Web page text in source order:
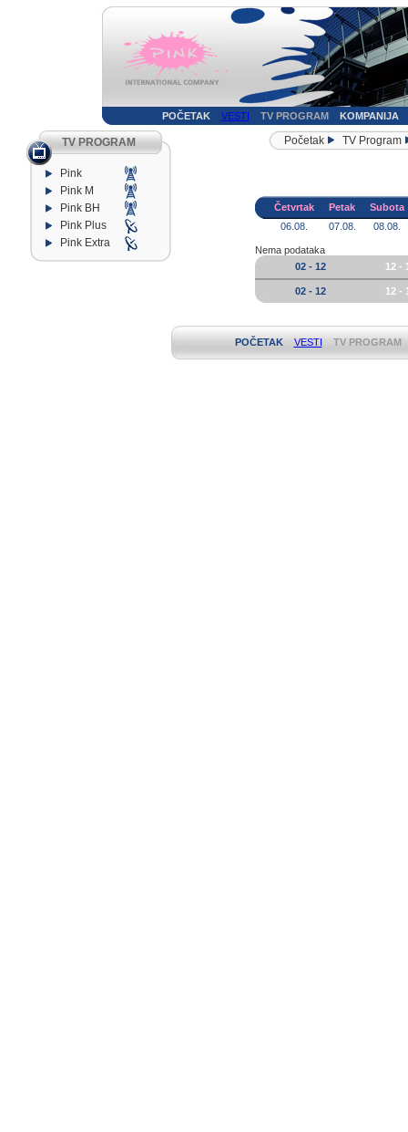
POČETAK VESTI TV PROGRAM KOMPANIJA
TV PROGRAM
Pink
Pink M
Pink BH
Pink Plus
Pink Extra
Početak TV Program
Četvrtak Petak
Subota
06.08.
07.08. 08.08.
Nema podataka
02 - 12
12 -
02 - 12 12 -
POČETAK VESTI TV PROGRAM